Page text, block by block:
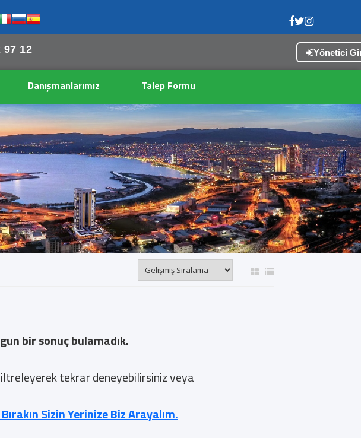
97 12 Yönetici
Danışmanlarımız Talep Formu
bir sonuç bulamadık.
tekrar deneyebilirsiniz veya
Sizin Yerinize Biz Arayalım.